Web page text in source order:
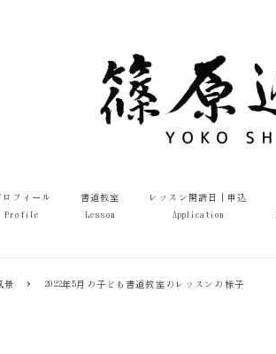
ロフィール
Profile
書道教室
Lesson
レッスン開講日｜申込
Application
景 2022年5月の子ども書道教室のレッスンの様子